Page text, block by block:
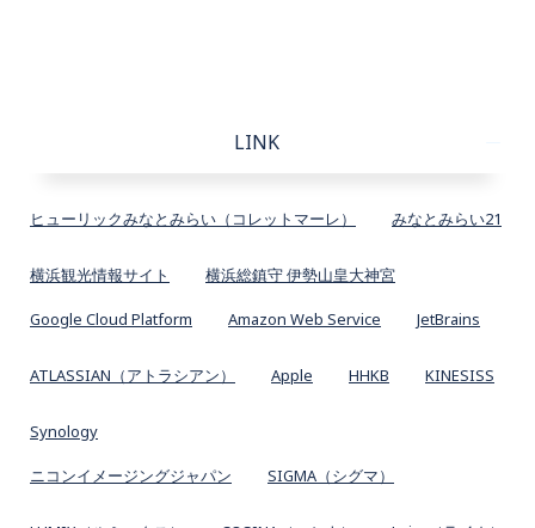
LINK
ヒューリックみなとみらい（コレットマーレ） みなとみらい21
横浜観光情報サイト 横浜総鎮守 伊勢山皇大神宮
Google Cloud Platform Amazon Web Service JetBrains
ATLASSIAN（アトラシアン） Apple HHKB KINESISS
Synology
ニコンイメージングジャパン SIGMA（シグマ）